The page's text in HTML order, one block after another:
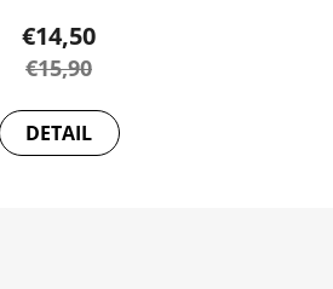
€14,50
€15,90
DETAIL